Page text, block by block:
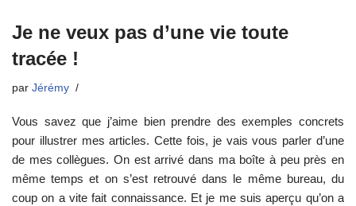
Je ne veux pas d’une vie toute
tracée !
par Jérémy
Vous savez que j’aime bien prendre des exemples concrets
pour illustrer mes articles. Cette fois, je vais vous parler d’une
de mes collègues. On est arrivé dans ma boîte à peu près en
même temps et on s’est retrouvé dans le même bureau, du
coup on a vite fait connaissance. Et je me suis aperçu qu’on a